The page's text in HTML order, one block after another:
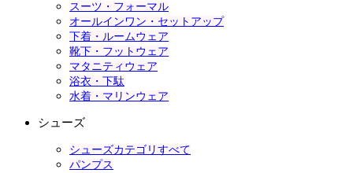
スーツ・フォーマル
オールインワン・セットアップ
下着・ルームウェア
靴下・フットウェア
マタニティウェア
浴衣・下駄
水着・マリンウェア
シューズ
シューズカテゴリすべて
パンプス